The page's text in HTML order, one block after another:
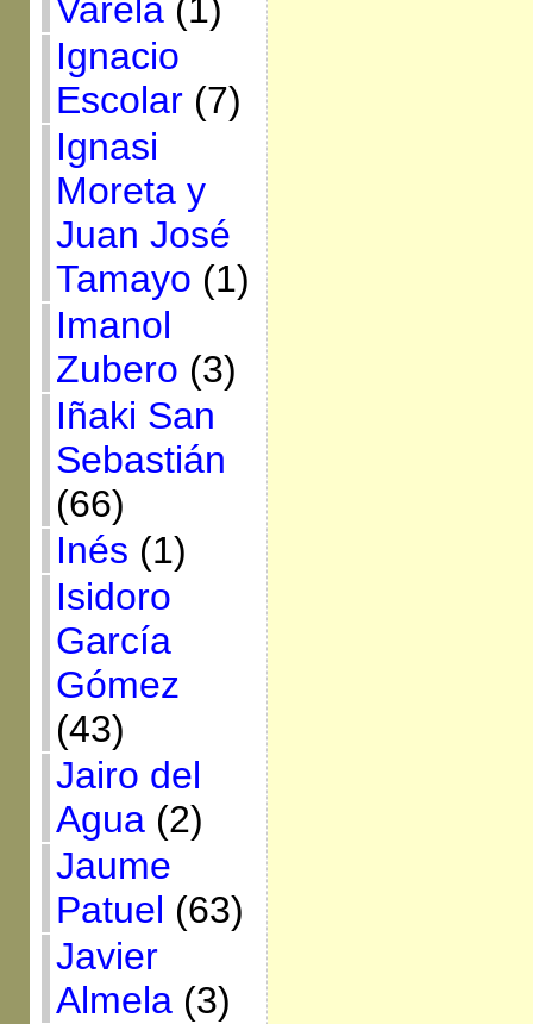
Varela(1)
Ignacio
Escolar(7)
Ignasi
Moreta y
Juan José
Tamayo (1)
Imanol
Zubero (3)
Iñaki San
Sebastián
(66)
Inés (1)
Isidoro
García
Gómez
(43)
Jairo del
Agua(2)
Jaume
Patuel (63)
Javier
Almela(3)